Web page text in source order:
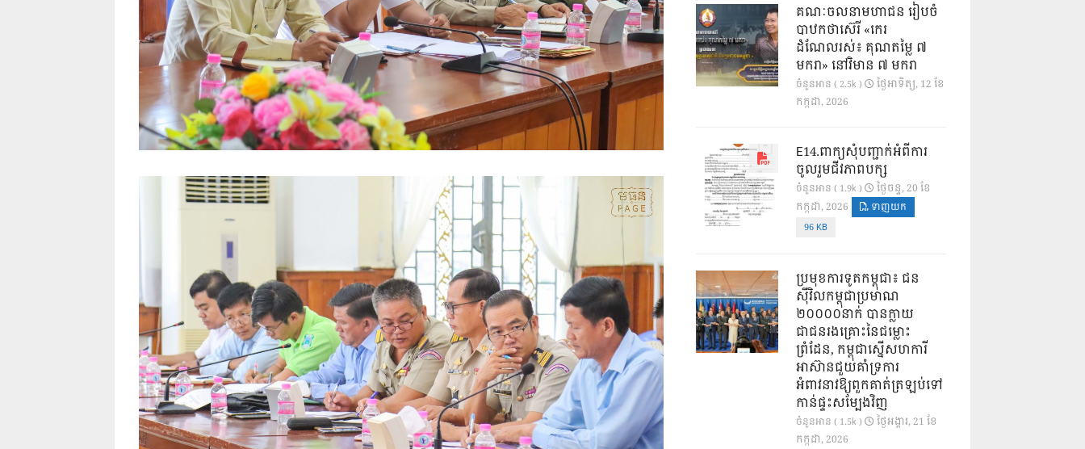
គណៈចលនាមហាជន រៀបចំ
បាឋកថាស៊េរី «កេរ
ដំណែលរស់៖ គុណតម្លៃ ៧
មករា» នៅវិមាន ៧ មករា
ចំនួនអាន ( 2.5k )
ថ្ងៃ​អាទិត្យ, 12 ខែ​
កក្កដា, 2026
E14.ពាក្យសុំបញ្ជាក់អំពីការ
ចូលរួមជីវភាពបក្ស
ចំនួនអាន ( 1.9k )
ថ្ងៃ​ចន្ទ, 20 ខែ​
កក្កដា, 2026
ទាញយក
96 KB
ប្រមុខការទូតកម្ពុជា៖ ជន
ស៊ីវិលកម្ពុជាប្រមាណ
២០០០០នាក់ បានក្លាយ
ជាជនរងគ្រោះនៃជម្លោះ
ព្រំដែន, កម្ពុជាស្នើសហការី
អាស៊ានជួយគាំទ្រការ
អំពាវនាវឱ្យពួកគាត់ត្រឡប់ទៅ
កាន់ផ្ទះសម្បែងវិញ
ចំនួនអាន ( 1.5k )
ថ្ងៃ​អង្គារ, 21 ខែ​
កក្កដា, 2026